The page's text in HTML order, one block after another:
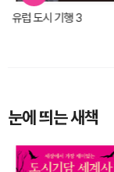
유럽 도시 기행 3
눈에 띄는 새책